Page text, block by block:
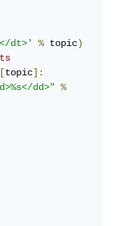
dt>' % topic)
[topic]:
dd>" %